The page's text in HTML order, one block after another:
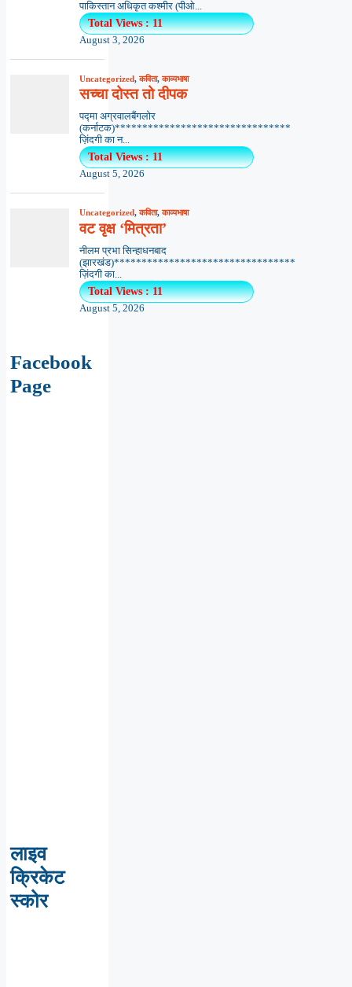
पाकिस्तान अधिकृत कश्मीर (पीओ...
Total Views : 11
August 3, 2026
Uncategorized,कविता,काव्यभाषा
सच्चा दोस्त तो दीपक
पद्मा अग्रवालबैंगलोर
(कर्नाटक)********************************
ज़िंदगी का न...
Total Views : 11
August 5, 2026
Uncategorized,कविता,काव्यभाषा
वट वृक्ष ‘मित्रता’
नीलम प्रभा सिन्हाधनबाद
(झारखंड)*********************************
ज़िंदगी का...
Total Views : 11
August 5, 2026
Facebook
Page
लाइव
क्रिकेट
स्कोर